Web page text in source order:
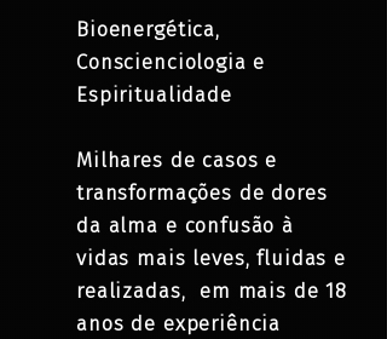
Bioenergética,
Conscienciologia e
Espiritualidade
Milhares de casos e
transformações de dores
da alma e confusão à
vidas mais leves, fluidas e
realizadas, em mais de 18
anos de experiência